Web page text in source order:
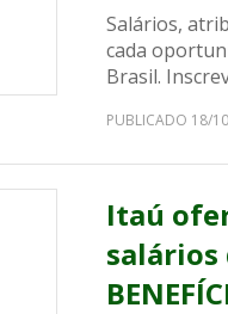
Salários,
cada
Brasil.
PUBLICADO 18/
Itaú
salários